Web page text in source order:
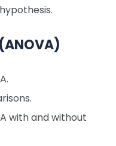
with and without